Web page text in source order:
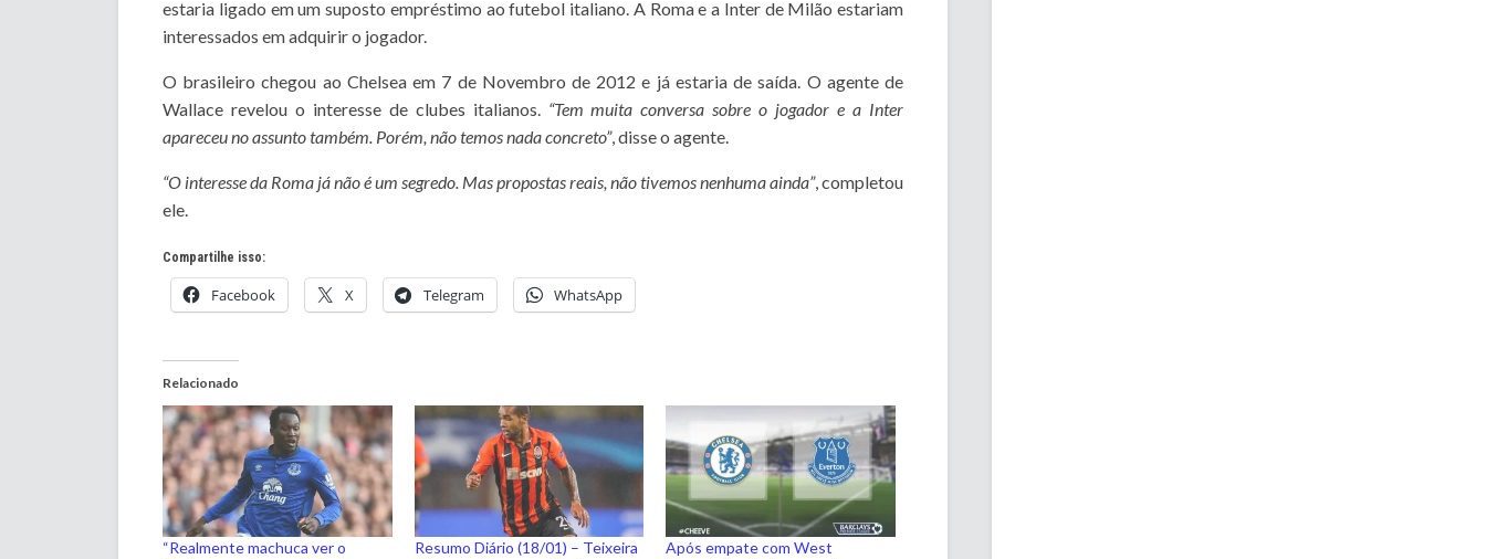
estaria ligado em um suposto empréstimo ao futebol italiano. A Roma e a Inter de Milão estariam
interessados em adquirir o jogador.
O brasileiro chegou ao Chelsea em 7 de Novembro de 2012 e já estaria de saída. O agente de
Wallace revelou o interesse de clubes italianos. “Tem muita conversa sobre o jogador e a Inter
apareceu no assunto também. Porém, não temos nada concreto”, disse o agente.
“O interesse da Roma já não é um segredo. Mas propostas reais, não tivemos nenhuma ainda”, completou
ele.
Compartilhe isso:
Facebook X Telegram WhatsApp
Relacionado
“Realmente machuca ver o
Resumo Diário (18/01) – Teixeira
Após empate com West